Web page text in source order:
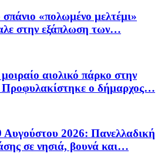
σπάνιο «πολωμένο μελτέμι»
στην εξάπλωση των…
μοιραίο αιολικό πάρκο στην
Προφυλακίστηκε ο δήμαρχος…
2026: Πανελλαδική
σε νησιά, βουνά και…